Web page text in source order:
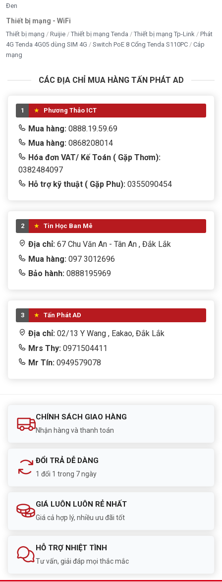
Đen
Thiết bị mạng - WiFi
Thiết bị mạng Ruijie Thiết bị mạng Tenda Thiết bị mạng Tp-Link
Phát
4G Tenda 4G05 dùng SIM 4G
Switch PoE 8 Cổng Tenda S110PC
Cáp
mạng
CÁC ĐỊA CHỈ MUA HÀNG TẤN PHÁT AD
1 Phương Thảo ICT
Mua hàng: 0888.19.59.69
Mua hàng: 0868208014
Hóa đơn VAT/ Kế Toán ( Gặp Thơm):
0382484097
Hỗ trợ kỹ thuật ( Gặp Phu): 0355090454
2 Tin Học Ban Mê
Địa chỉ: 67 Chu Văn An - Tân An , Đắk Lắk
Mua hàng: 097 3012696
Bảo hành: 0888195969
3 Tấn Phát AD
Địa chỉ: 02/13 Y Wang , Eakao, Đắk Lắk
Mrs Thy: 0971504411
Mr Tín: 0949579078
CHÍNH SÁCH GIAO HÀNG
Nhận hàng và thanh toán
ĐỔI TRẢ DỄ DÀNG
1 đổi 1 trong 7 ngày
GIÁ LUÔN LUÔN RẺ NHẤT
Giá cả hợp lý, nhiều ưu đãi tốt
HỖ TRỢ NHIỆT TÌNH
Tư vấn, giải đáp mọi thắc mắc